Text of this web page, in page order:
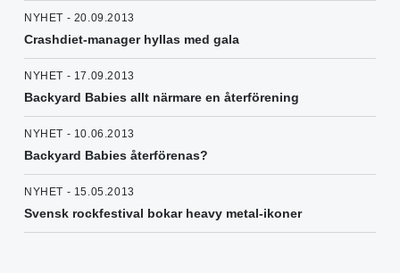
NYHET - 20.09.2013
Crashdiet-manager hyllas med gala
NYHET - 17.09.2013
Backyard Babies allt närmare en återförening
NYHET - 10.06.2013
Backyard Babies återförenas?
NYHET - 15.05.2013
Svensk rockfestival bokar heavy metal-ikoner